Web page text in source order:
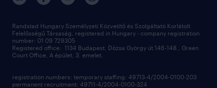
professional
digital
contact us
our offices
sustainability
Randstad Hungary Személyzeti Közvetítő és Szolgáltató Korlátolt
Felelősségű Társaság, registered in Hungary - company registration
number: 01 09 729305
Registered office: 1134 Budapest, Dózsa György út 146-148., Green
Court Office, A épület, 3. emelet,
registration numbers: temporary staffing: 49713-4/2004-0100-203
permanent recruitment: 49711-4/2004-0100-324